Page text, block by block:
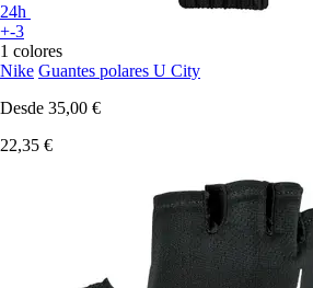
24h
+-3
1 colores
Nike Guantes polares U City
Desde 35,00 €
22,35 €